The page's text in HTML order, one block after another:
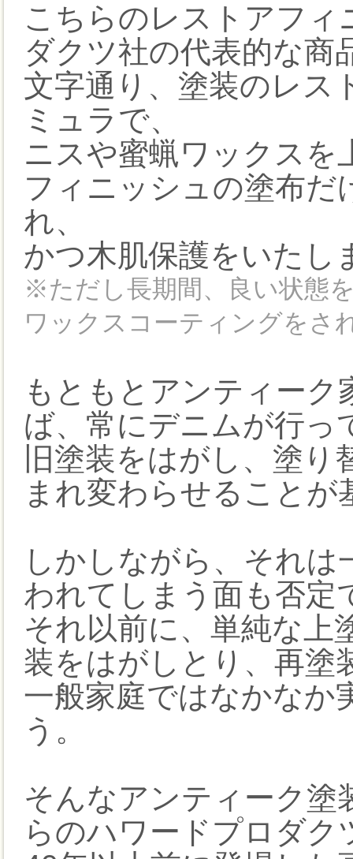
こちらのレストアフ
ダクツ社の代表的な商
文字通り、塗装のレス
ミュラで、
ニスや蜜蝋ワックスを
フィニッシュの塗布だ
れ、
かつ木肌保護をいたし
※ただし長期間、良い状態
ワックスコーティングをさ
もともとアンティー
ば、常にデニムが行っ
旧塗装をはがし、塗
まれ変わらせることが
しかしながら、それ
われてしまう面も否定
それ以前に、単純な上
装をはがしとり、再塗
一般家庭ではなかなか
う。
そんなアンティーク塗
らのハワードプロダ